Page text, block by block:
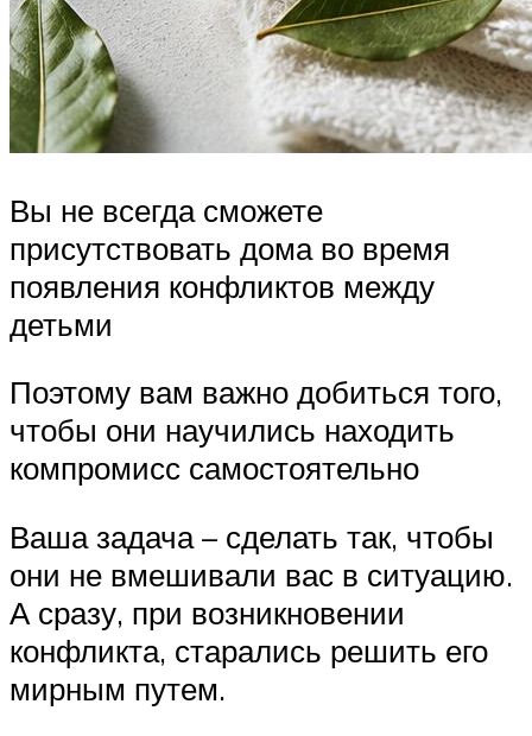
Вы не всегда сможете
присутствовать дома во время
появления конфликтов между
детьми
Поэтому вам важно добиться того,
чтобы они научились находить
компромисс самостоятельно
Ваша задача – сделать так, чтобы
они не вмешивали вас в ситуацию.
А сразу, при возникновении
конфликта, старались решить его
мирным путем.